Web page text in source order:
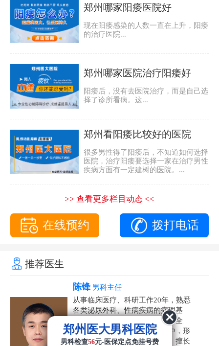
郑州哪家阳痿医院好
现在阳痿感染的人数一直在上升，阳痿
的治疗医院...
郑州哪家医院治疗阳痿好
阳痿后，没有去医院治疗，而是自己选
择了诊所看病。这...
郑州看阳痿比较好的医院
很多男性得了阳痿后，不知道如何选择
医院，治疗阳痿要选择一家在治疗男性
疾病方面有一定建树的医院。...
>> 查看更多栏目动态 <<
在线预约 拨打电话
推荐医生
陈锋 男科主任
从事临床医疗、科研工作20年，熟悉
各类泌尿外科、性病疾病的病理基
础，诊断治疗和临床操作，技术全
面。在男科疾病的诊断和诊疗中，形
成了一套独具特色的诊疗方案。擅长
郑州医大男科医院
男科检查56元-医保定点免挂号费